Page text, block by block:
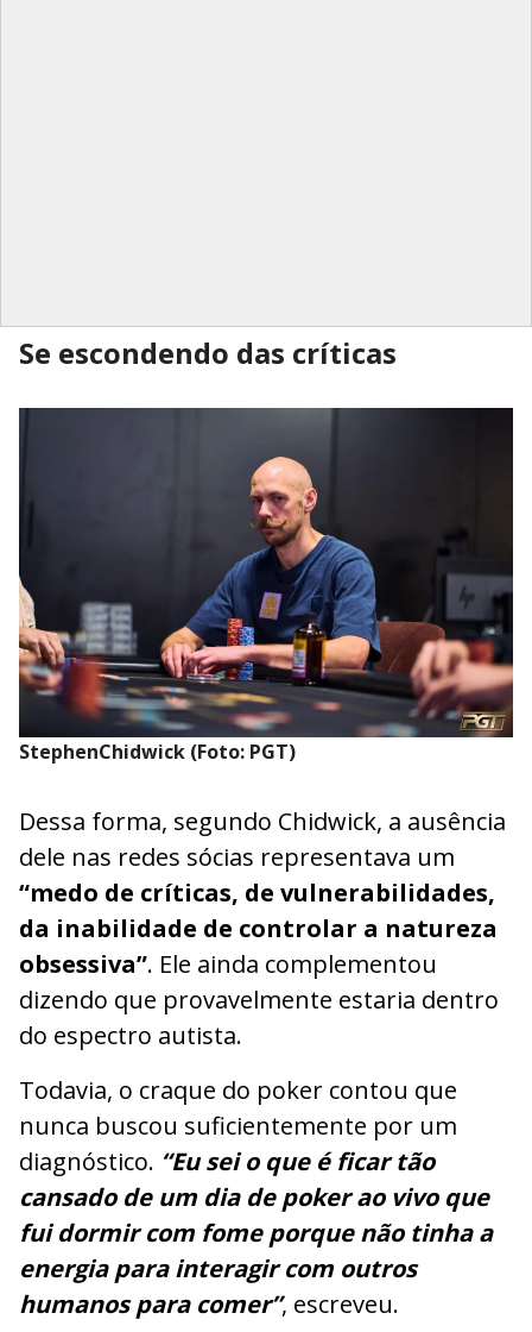
Se escondendo das críticas
StephenChidwick (Foto: PGT)
Dessa forma, segundo Chidwick, a ausência
dele nas redes sócias representava um
“medo de críticas, de vulnerabilidades,
da inabilidade de controlar a natureza
obsessiva”. Ele ainda complementou
dizendo que provavelmente estaria dentro
do espectro autista.
Todavia, o craque do poker contou que
nunca buscou suficientemente por um
diagnóstico. “Eu sei o que é ficar tão
cansado de um dia de poker ao vivo que
fui dormir com fome porque não tinha a
energia para interagir com outros
humanos para comer”, escreveu.